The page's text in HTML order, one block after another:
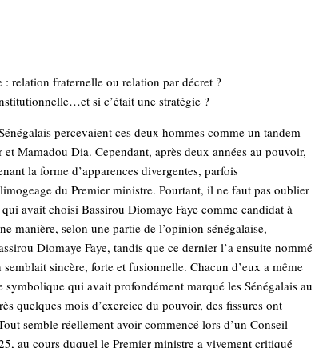
relation fraternelle ou relation par décret ?
si c’était une stratégie ?
percevaient ces deux hommes comme un tandem
Mamadou Dia. Cependant, après deux années au pouvoir,
la forme d’apparences divergentes, parfois
du Premier ministre. Pourtant, il ne faut pas oublier
avait choisi Bassirou Diomaye Faye comme candidat à
manière, selon une partie de l’opinion sénégalaise,
Diomaye Faye, tandis que ce dernier l’a ensuite nommé
sincère, forte et fusionnelle. Chacun d’eux a même
qui avait profondément marqué les Sénégalais au
quelques mois d’exercice du pouvoir, des fissures ont
semble réellement avoir commencé lors d’un Conseil
au cours duquel le Premier ministre a vivement critiqué